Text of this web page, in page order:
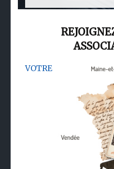
VOTRE